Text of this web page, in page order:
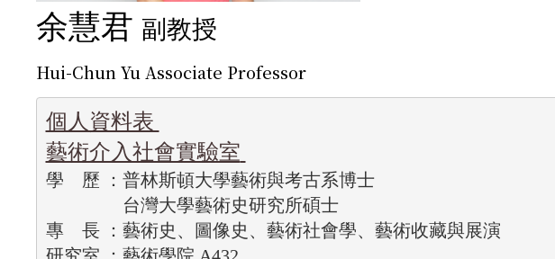
余慧君 副教授
Hui-Chun Yu Associate Professor
藝術介入社會實驗室
學    歷 ：普林斯頓大學藝術與考古系博士
                 台灣大學藝術史研究所碩士
專    長 ：藝術史、圖像史、藝術社會學、藝術收藏與展演